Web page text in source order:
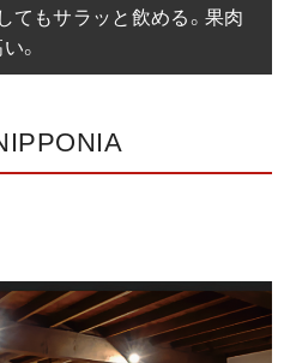
てもサラッと飲める。果肉
。